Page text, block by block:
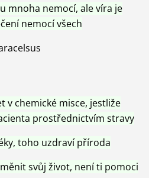
mnoha nemocí, ale víra je
nemocí všech
v chemické misce, jestliže
prostřednictvím stravy
toho uzdraví příroda
svůj život, není ti pomoci